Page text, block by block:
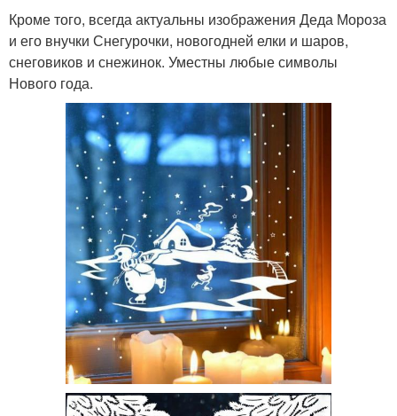
Кроме того, всегда актуальны изображения Деда Мороза
и его внучки Снегурочки, новогодней елки и шаров,
снеговиков и снежинок. Уместны любые символы
Нового года.